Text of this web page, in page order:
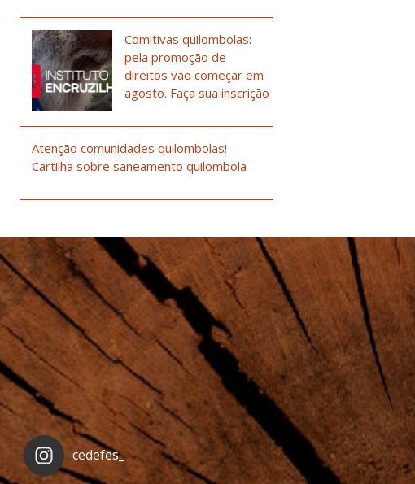
Comitivas quilombolas:
pela promoção de
direitos vão começar em
agosto. Faça sua inscrição
Atenção comunidades quilombolas!
Cartilha sobre saneamento quilombola
cedefes_